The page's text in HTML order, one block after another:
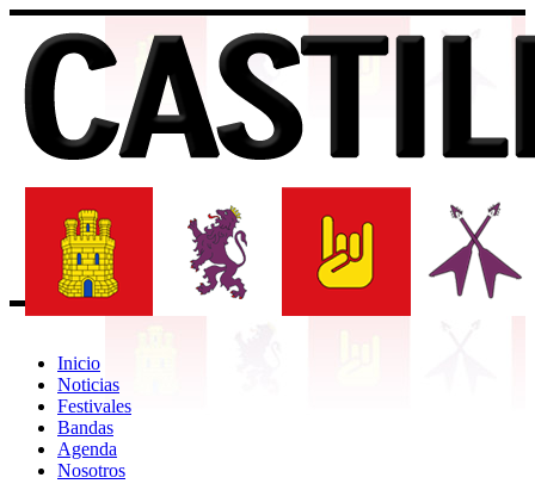
Inicio
Noticias
Festivales
Bandas
Agenda
Nosotros